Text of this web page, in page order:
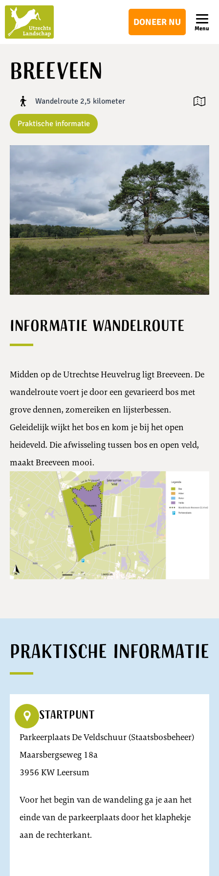
DONEER NU
Menu
Breeveen
Wandelroute 2,5 kilometer
Praktische informatie
Open
Informatie wandelroute
Midden op de Utrechtse Heuvelrug ligt Breeveen. De
wandelroute voert je door een gevarieerd bos met
grove dennen, zomereiken en lijsterbessen.
Geleidelijk wijkt het bos en kom je bij het open
heideveld. Die afwisseling tussen bos en open veld,
maakt Breeveen mooi.
Praktische informatie
Startpunt
Parkeerplaats De Veldschuur (Staatsbosbeheer)
Maarsbergseweg 18a
3956 KW Leersum
Voor het begin van de wandeling ga je aan het
einde van de parkeerplaats door het klaphekje
aan de rechterkant.